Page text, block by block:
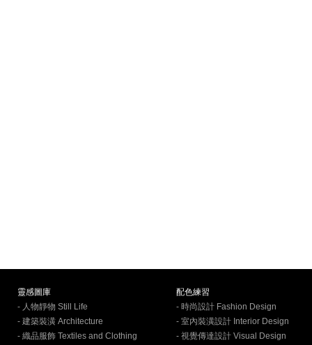
靈感圖庫
- 人物靜物 Still Life
- 建築裝潢 Architecture
- 織品服飾 Textiles and Clothing
配色練習
- 時尚設計 Fashion Design
- 室內裝潢設計 Interior Design
- 視覺傳達設計 Visual Design